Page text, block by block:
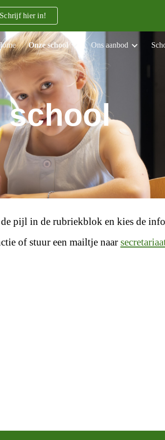
Schrijf hier in!
Onze school Ons aanbod
school
pijl in de rubriekblok en kies de
of stuur een mailtje naar